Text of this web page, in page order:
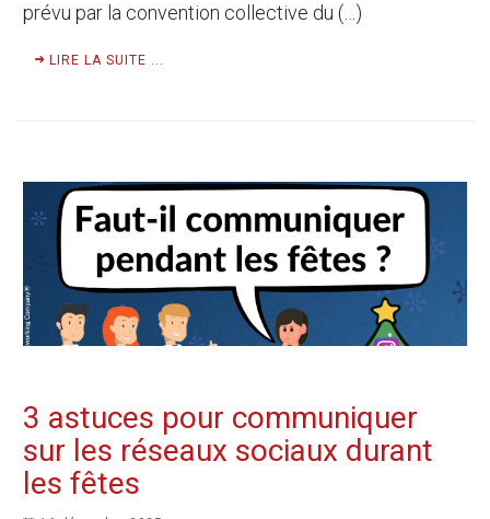
prévu par la convention collective du (…)
LIRE LA SUITE ...
3 astuces pour communiquer
sur les réseaux sociaux durant
les fêtes